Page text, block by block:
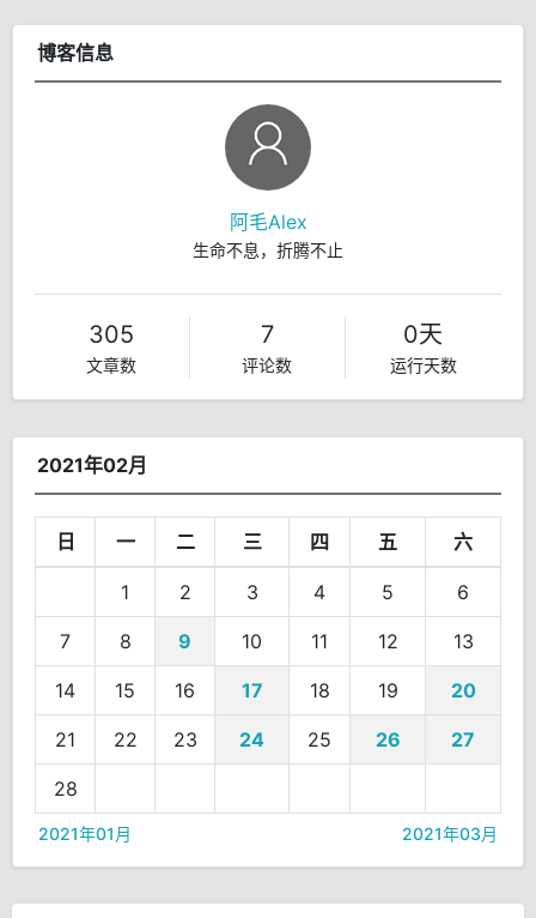
博客信息
阿毛Alex
生命不息，折腾不止
305
文章数
7
评论数
0天
运行天数
2021年02月
日 一 二 三 四 五 六
1 2 3 4 5 6
7 8 9 10 11 12 13
14 15 16 17 18 19 20
21 22 23 24 25 26 27
28
2021年01月 2021年03月